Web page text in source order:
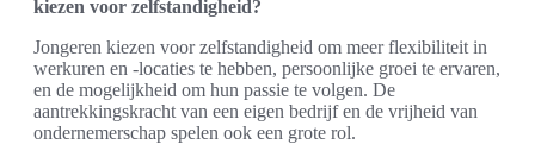
kiezen voor zelfstandigheid?
Jongeren kiezen voor zelfstandigheid om meer flexibiliteit in
werkuren en -locaties te hebben, persoonlijke groei te ervaren,
en de mogelijkheid om hun passie te volgen. De
aantrekkingskracht van een eigen bedrijf en de vrijheid van
ondernemerschap spelen ook een grote rol.